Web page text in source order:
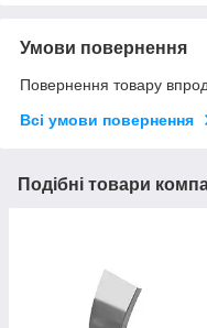
Умови повернення
Повернення товару
Всі умови повернення
Подібні товари